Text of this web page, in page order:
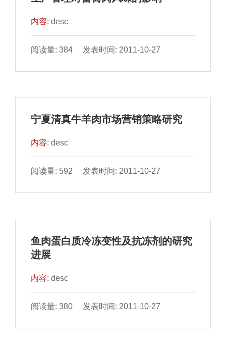
内容:desc
阅读量: 384 发表时间: 2011-10-27
宁夏清真牛羊肉市场营销策略研究
内容:desc
阅读量: 592 发表时间: 2011-10-27
鱼肉蛋白质冷冻变性及抗冻剂的研究
进展
内容:desc
阅读量: 380 发表时间: 2011-10-27